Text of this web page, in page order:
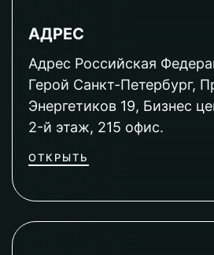
АДРЕС
Адрес Российская
Герой Санкт-Петербург,
Энергетиков 19, Бизнес
2-й этаж, 215 офис.
ОТКРЫТЬ